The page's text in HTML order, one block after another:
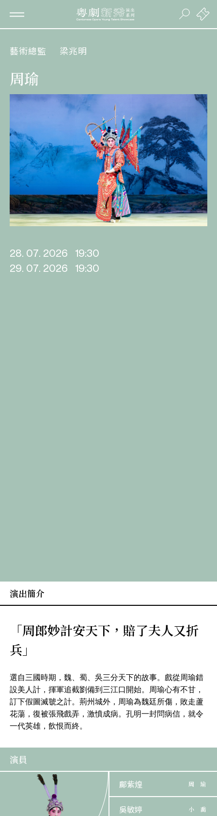
藝術總監 梁兆明
周瑜
28. 07. 2026
19:30
29. 07. 2026
19:30
演出簡介
「周郎妙計安天下，賠了夫人又折
兵」
選自三國時期，魏、蜀、吳三分天下的故事。戲從周瑜錯
設美人計，揮軍追截劉備到三江口開始。周瑜心有不甘，
訂下假圖滅虢之計。荊州城外，周瑜為魏廷所傷，敗走蘆
花蕩，復被張飛戲弄，激憤成病。孔明一封問病信，就令
一代英雄，飲恨而終。
演員
鄺紫煌 周 瑜
吳敏婷 小 喬